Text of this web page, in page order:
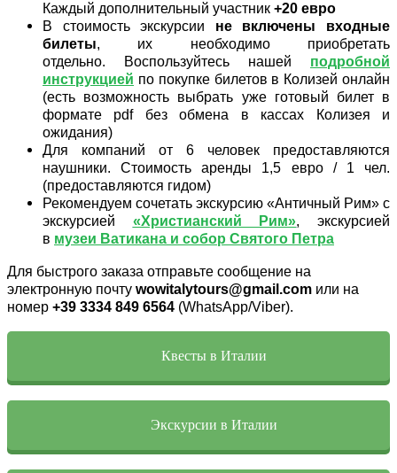
Каждый дополнительный участник +20 евро
В стоимость экскурсии не включены входные
билеты, их необходимо приобретать
отдельно. Воспользуйтесь нашей подробной
инструкцией по покупке билетов в Колизей онлайн
(есть возможность выбрать уже готовый билет в
формате pdf без обмена в кассах Колизея и
ожидания)
Для компаний от 6 человек предоставляются
наушники. Стоимость аренды 1,5 евро / 1 чел.
(предоставляются гидом)
Рекомендуем сочетать экскурсию «Античный Рим» с
экскурсией «Христианский Рим», экскурсией
в музеи Ватикана и собор Святого Петра
Для быстрого заказа отправьте сообщение на
электронную почту wowitalytours@gmail.com или на
номер +39 3334 849 6564 (WhatsApp/Viber).
Квесты в Италии
Экскурсии в Италии